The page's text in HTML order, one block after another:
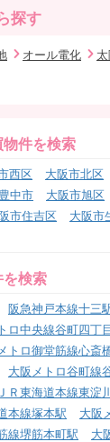
探す
オール電化
件を検索
西区 大阪市北区
豊中市 大阪市旭区
市住吉区 大阪市
を検索
阪急神戸本線十三
ロ中央線谷町四丁
トロ御堂筋線心斎
大阪メトロ谷町線
ＪＲ東海道本線東淀
本線塚本駅
大阪
線堺筋本町駅
大